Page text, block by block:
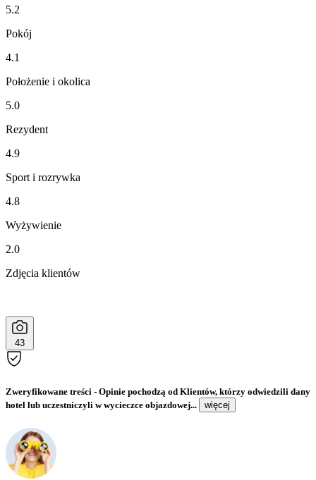
5.2
Pokój
4.1
Położenie i okolica
5.0
Rezydent
4.9
Sport i rozrywka
4.8
Wyżywienie
2.0
Zdjęcia klientów
43
Zweryfikowane treści - Opinie pochodzą od Klientów, którzy odwiedzili dany
hotel lub uczestniczyli w wycieczce objazdowej...
więcej